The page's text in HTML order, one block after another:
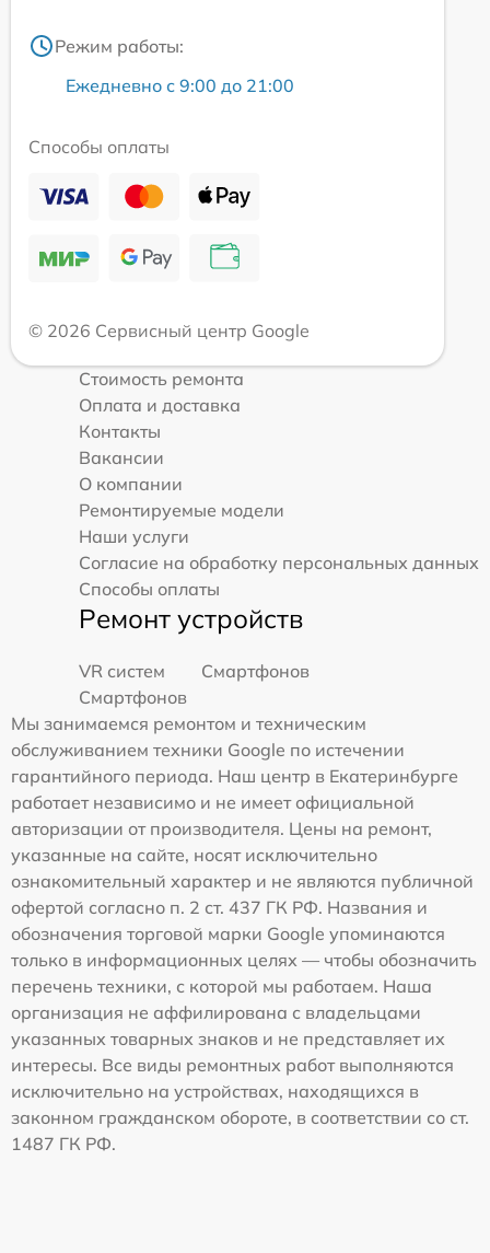
Режим работы:
Ежедневно с 9:00 до 21:00
Способы оплаты
© 2026 Сервисный центр Google
Стоимость ремонта
Оплата и доставка
Контакты
Вакансии
О компании
Ремонтируемые модели
Наши услуги
Согласие на обработку персональных данных
Способы оплаты
Ремонт устройств
VR систем
Смартфонов
Смартфонов
Мы занимаемся ремонтом и техническим
обслуживанием техники Google по истечении
гарантийного периода. Наш центр в Екатеринбурге
работает независимо и не имеет официальной
авторизации от производителя. Цены на ремонт,
указанные на сайте, носят исключительно
ознакомительный характер и не являются публичной
офертой согласно п. 2 ст. 437 ГК РФ. Названия и
обозначения торговой марки Google упоминаются
только в информационных целях — чтобы обозначить
перечень техники, с которой мы работаем. Наша
организация не аффилирована с владельцами
указанных товарных знаков и не представляет их
интересы. Все виды ремонтных работ выполняются
исключительно на устройствах, находящихся в
законном гражданском обороте, в соответствии со ст.
1487 ГК РФ.